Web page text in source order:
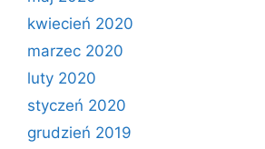
kwiecień 2020
marzec 2020
luty 2020
styczeń 2020
grudzień 2019